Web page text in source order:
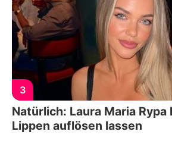
3
Natürlich: Laura Maria Rypa
Lippen auflösen lassen